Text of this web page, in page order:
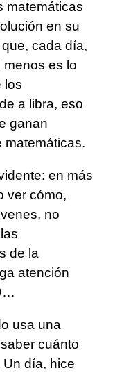
matemáticas
en su
cada día,
es lo
los
a libra, eso
ganan
matemáticas.
en más
ver cómo,
no
de la
atención
usa una
cuánto
día, hice